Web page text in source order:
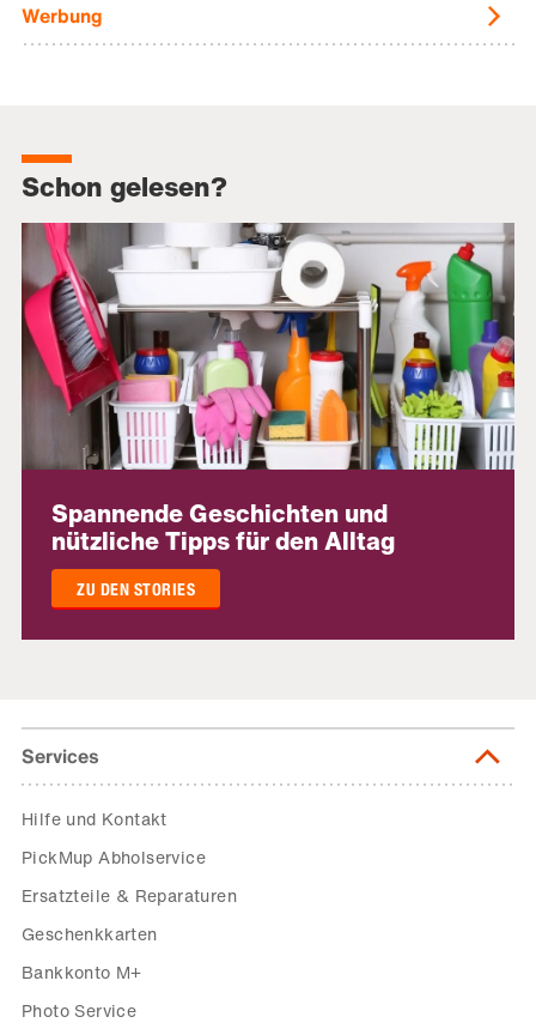
Werbung
Schon gelesen?
Spannende Geschichten und
nützliche Tipps für den Alltag
ZU DEN STORIES
Services
Hilfe und Kontakt
PickMup Abholservice
Ersatzteile & Reparaturen
Geschenkkarten
Bankkonto M+
Photo Service